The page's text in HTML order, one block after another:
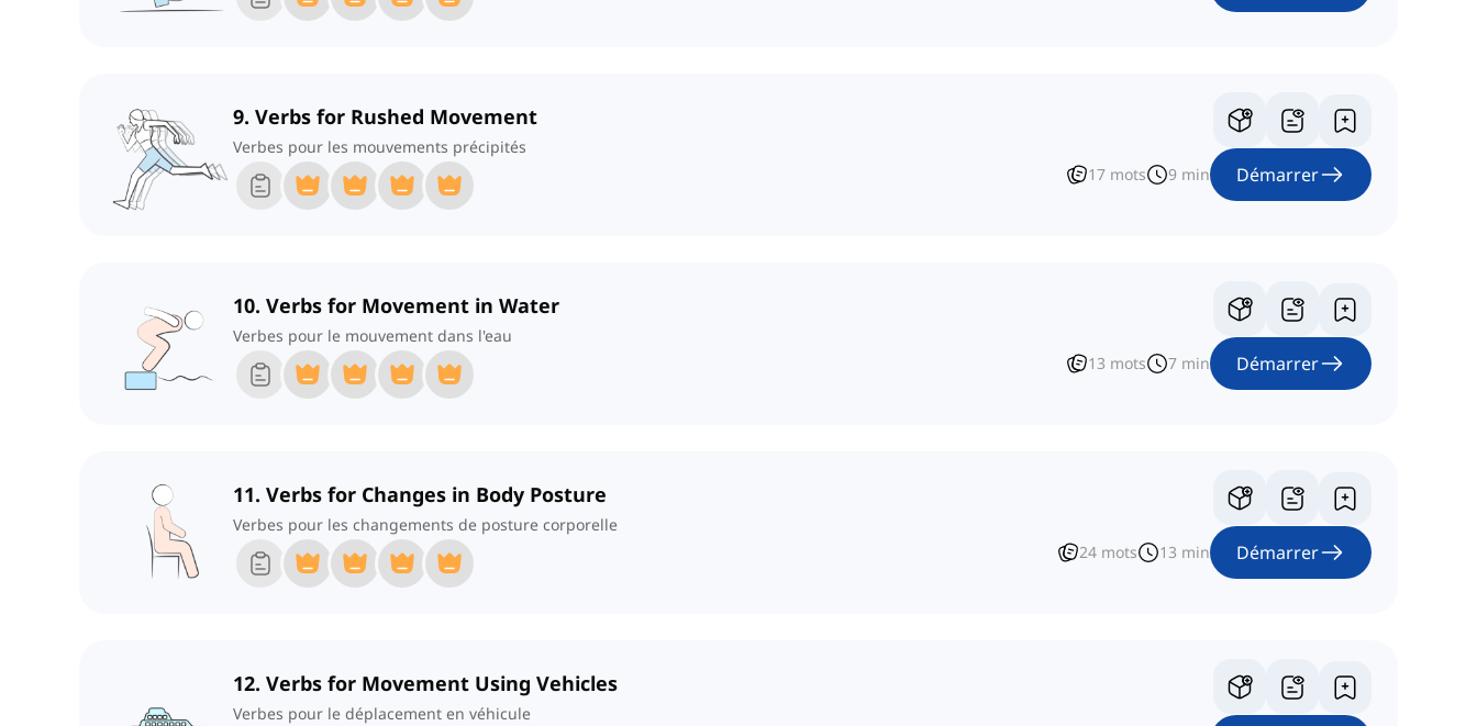
9. Verbs for Rushed Movement
Verbes pour les mouvements précipités
17 mots 9 min Démarrer
10. Verbs for Movement in Water
Verbes pour le mouvement dans l'eau
13 mots 7 min Démarrer
11. Verbs for Changes in Body Posture
Verbes pour les changements de posture corporelle
24 mots 13 min Démarrer
12. Verbs for Movement Using Vehicles
Verbes pour le déplacement en véhicule